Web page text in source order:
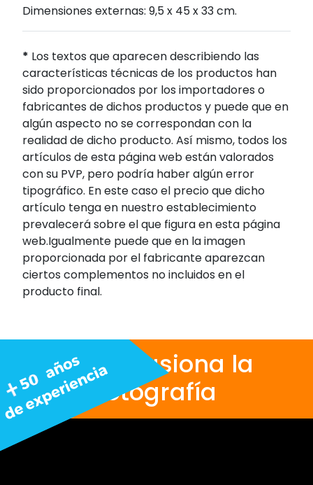
Dimensiones externas: 9,5 x 45 x 33 cm.
* Los textos que aparecen describiendo las
características técnicas de los productos han
sido proporcionados por los importadores o
fabricantes de dichos productos y puede que en
algún aspecto no se correspondan con la
realidad de dicho producto. Así mismo, todos los
artículos de esta página web están valorados
con su PVP, pero podría haber algún error
tipográfico. En este caso el precio que dicho
artículo tenga en nuestro establecimiento
prevalecerá sobre el que figura en esta página
web.Igualmente puede que en la imagen
proporcionada por el fabricante aparezcan
ciertos complementos no incluidos en el
producto final.
Nos apasiona la
fotografía